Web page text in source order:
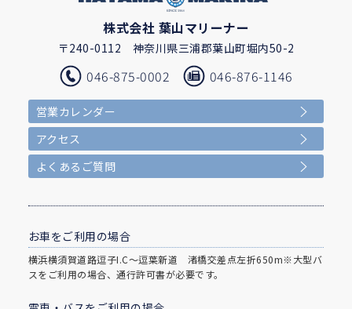
株式会社 葉山マリーナー
〒240-0112 神奈川県三浦郡葉山町堀内50-2
046-875-0002 046-876-1146
営業カレンダー
アクセス
よくあるご質問
お車をご利用の場合
横浜横須賀道路逗子I.C～逗葉新道 渚橋交差点左折650m※大型バ
スをご利用の場合、通行許可書が必要です。